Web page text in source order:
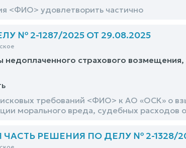
<ФИО> удовлетворить частично
№ 2-1287/2025 ОТ 29.08.2025
недоплаченного страхового
требований <ФИО> к АО «ОСК» о
морального вреда, судебных расходов
РЕШЕНИЯ ПО ДЕЛУ № 2-1328/